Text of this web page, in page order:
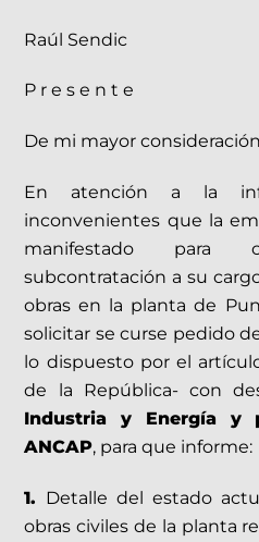
Raúl Sendic
P r e s e n t e
De mi mayor
En atención a la
inconvenientes que la
manifestado para
subcontratación a su
obras en la planta de
solicitar se curse pedido
lo dispuesto por el
de la República- con
Industria y Energía y
ANCAP, para que informe:
1. Detalle del estado
obras civiles de la planta